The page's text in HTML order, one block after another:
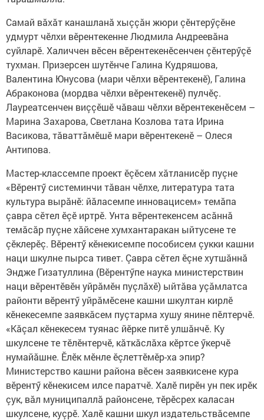
Самай вăхăт канашланă хыççăн жюри çӗнтерӳçӗне
удмурт чӗлхи вӗрентекенне Людмила Андреевăна
суйларӗ. Халиччен вӗсен вӗрентекенӗсенчен çӗнтерӳçӗ
тухман. Призерсен шутӗнче Галина Кудряшова,
Валентина Юнусова (мари чӗлхи вӗрентекенӗ), Галина
Абраконова (мордва чӗлхи вӗрентекенӗ) пулчӗç.
Лауреатсенчен виççӗшӗ чăваш чӗлхи вӗрентекенӗсем –
Марина Захарова, Светлана Козлова тата Ирина
Васикова, тăваттăмӗшӗ мари вӗрентекенӗ – Олеся
Антипова.
Мастер-классемпе проект ӗçӗ­­сем хăтланисӗр пуçне
«Вӗрен­тӳ системинчи тăван чӗлхе, ли­тература тата
культура вырăнӗ: йăласемпе инновацисем» темăпа
çавра сӗтел ӗçӗ иртрӗ. Унта вӗрентекенсем асăннă
темăсăр пуçне хăйсене хумхантаракан ыйтусене те
çӗклерӗç. Вӗрентӳ кӗнекисемпе пособисем çукки кашни
наци шкулне пырса тивет. Çавра сӗтел ӗçне хутшăннă
Эндже Гизатуллина (Вӗрентӳпе наука министерст­вин
наци вӗрентӗвӗн уйрăмӗн пуçлăхӗ) ыйтăва уçăмлатса
район­ти вӗ­рентӳ уйрăмӗсене кашни шкултан кирлӗ
кӗнекесемпе заявкăсем пуçтарма хушу янине пӗлтерчӗ.
«Кăçал кӗнекесем туянас йӗрке питӗ улшăнчӗ. Ку
шкулсене те тӗлӗнтерчӗ, кăткăслăха кӗртсе ӳкерчӗ
нумайăшне. Ӗлӗк мӗнле ӗçлеттӗмӗр-ха эпир?
Министерст­во кашни района вӗсен заявкисене кура
вӗрентӳ кӗнекисем илсе паратчӗ. Халӗ пирӗн ун пек ирӗк
çук, вăл муниципаллă районсене, тӗрӗсрех каласан
шкулсене, куçрӗ. Халӗ кашни шкул издательствăсемпе